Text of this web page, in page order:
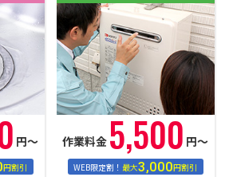
円〜
円割引
作業料金 5,500 円〜
WEB限定割！最大3,000円割引